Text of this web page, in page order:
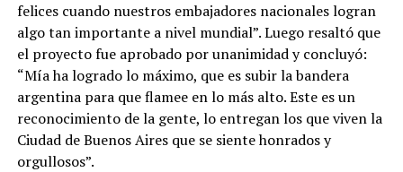
felices cuando nuestros embajadores nacionales logran
algo tan importante a nivel mundial”. Luego resaltó que
el proyecto fue aprobado por unanimidad y concluyó:
“Mía ha logrado lo máximo, que es subir la bandera
argentina para que flamee en lo más alto. Este es un
reconocimiento de la gente, lo entregan los que viven la
Ciudad de Buenos Aires que se siente honrados y
orgullosos”.